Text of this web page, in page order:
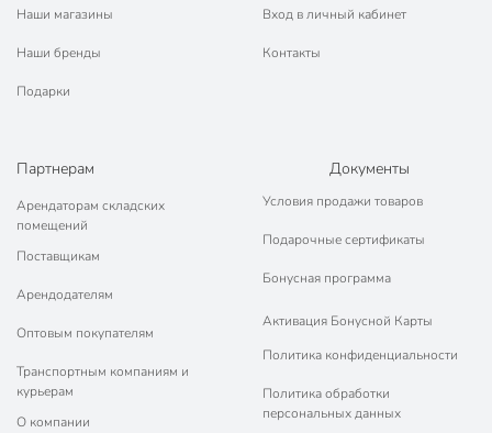
Наши магазины
Наши бренды
Подарки
Вход в личный кабинет
Контакты
Партнерам
Арендаторам складских
помещений
Поставщикам
Арендодателям
Оптовым покупателям
Транспортным компаниям и
курьерам
О компании
Документы
Условия продажи товаров
Подарочные сертификаты
Бонусная программа
Активация Бонусной Карты
Политика конфиденциальности
Политика обработки
персональных данных